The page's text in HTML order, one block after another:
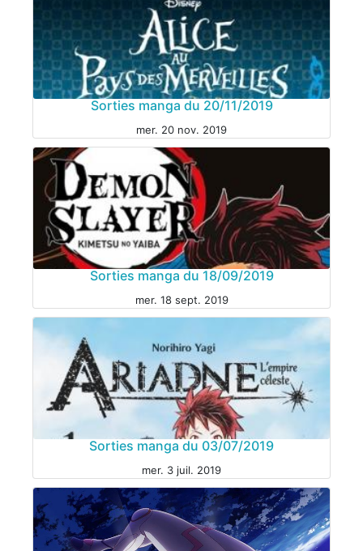
VIE DU SITE
MANGA
Sorties manga du 20/11/2019
mer. 20 nov. 2019
Sorties manga du 18/09/2019
mer. 18 sept. 2019
Sorties manga du 03/07/2019
mer. 3 juil. 2019